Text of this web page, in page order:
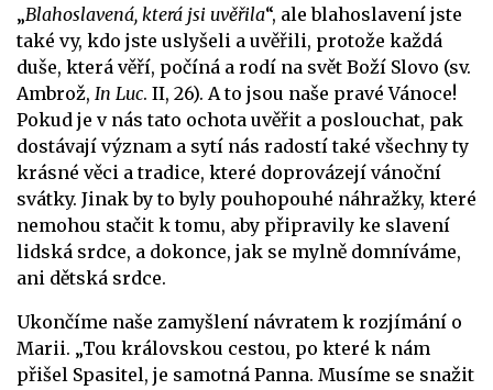
„Blahoslavená, která jsi uvěřila“, ale blahoslavení jste
také vy, kdo jste uslyšeli a uvěřili, protože každá
duše, která věří, počíná a rodí na svět Boží Slovo (sv.
Ambrož, In Luc. II, 26). A to jsou naše pravé Vánoce!
Pokud je v nás tato ochota uvěřit a poslouchat, pak
dostávají význam a sytí nás radostí také všechny ty
krásné věci a tradice, které doprovázejí vánoční
svátky. Jinak by to byly pouhopouhé náhražky, které
nemohou stačit k tomu, aby připravily ke slavení
lidská srdce, a dokonce, jak se mylně domníváme,
ani dětská srdce.
Ukončíme naše zamyšlení návratem k rozjímání o
Marii. „Tou královskou cestou, po které k nám
přišel Spasitel, je samotná Panna. Musíme se snažit